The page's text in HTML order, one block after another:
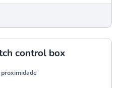
control box